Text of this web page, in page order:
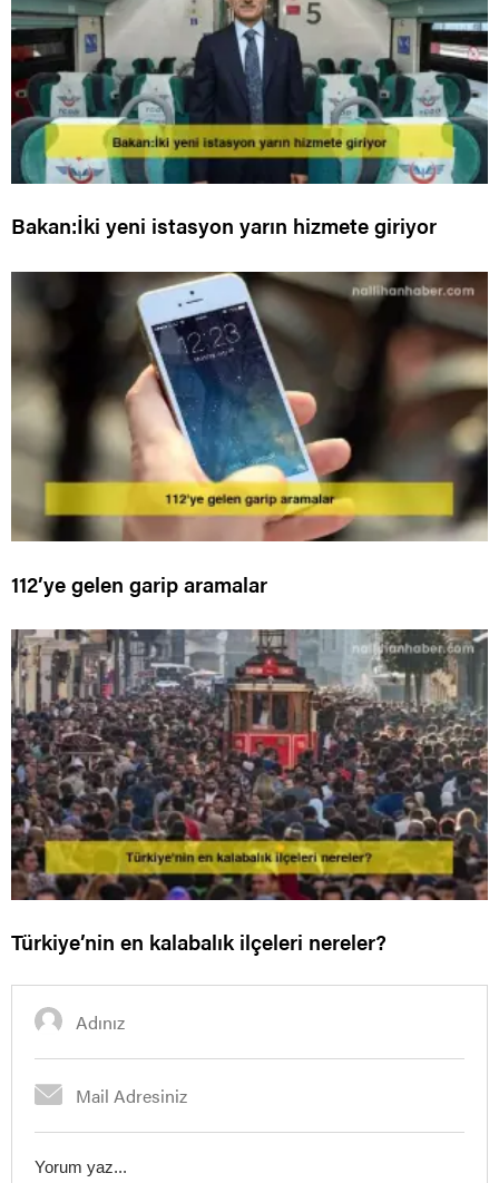
Bakan:İki yeni istasyon yarın hizmete giriyor
112’ye gelen garip aramalar
Türkiye’nin en kalabalık ilçeleri nereler?